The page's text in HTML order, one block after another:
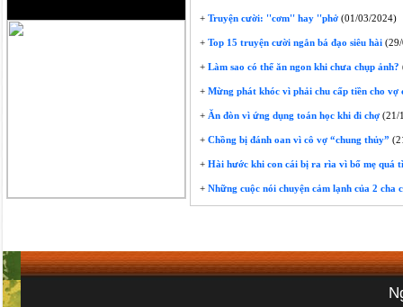
+ Truyện cười: ''cơm'' hay ''phở (01/03/2024)
+ Top 15 truyện cười ngắn bá đạo siêu hài
+ Làm sao có thể ăn ngon khi chưa chụp ảnh?
+ Mừng phát khóc vì phải chu cấp tiền cho vợ
+ Ăn đòn vì ứng dụng toán học khi đi chợ (21/
+ Chồng bị đánh oan vì cô vợ “chung thủy”
+ Hài hước khi con cái bị ra rìa vì bố mẹ quá
+ Những cuộc nói chuyện cảm lạnh của 2 cha